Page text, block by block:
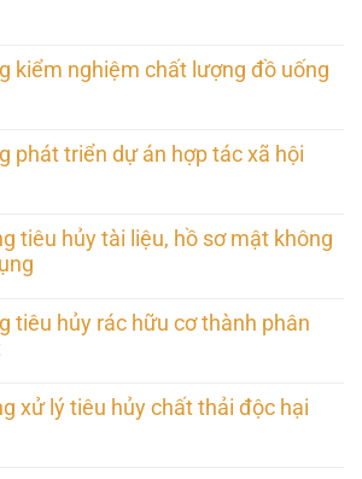
kiểm nghiệm chất lượng đồ uống
phát triển dự án hợp tác xã hội
tiêu hủy tài liệu, hồ sơ mật không
tiêu hủy rác hữu cơ thành phân
xử lý tiêu hủy chất thải độc hại